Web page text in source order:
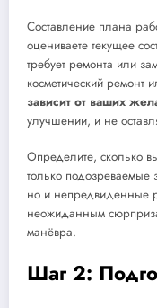
Составление плана
оцениваете текущее
требует ремонта или
косметический ремонт
зависит от ваших
улучшении, и не
Определите, сколько
только подозреваемые
но и непредвиденные
неожиданным
манёвра.
Шаг 2: